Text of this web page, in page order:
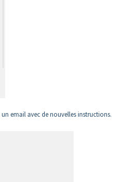
un email avec de nouvelles instructions.